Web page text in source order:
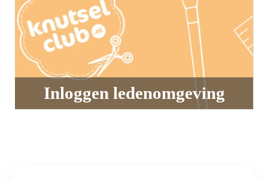
Inloggen ledenomgeving